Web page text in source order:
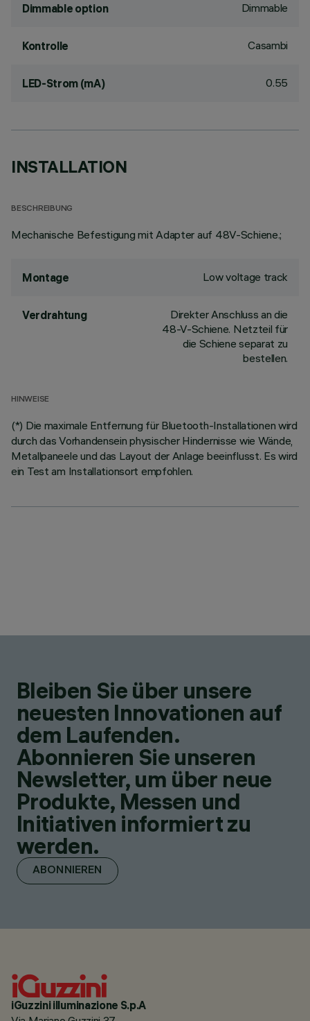
Dimmable option Dimmable
Kontrolle Casambi
LED-Strom (mA) 0.55
INSTALLATION
BESCHREIBUNG
Mechanische Befestigung mit Adapter auf 48V-Schiene.;
Montage Low voltage track
Verdrahtung
Direkter Anschluss an die
48-V-Schiene. Netzteil für
die Schiene separat zu
bestellen.
HINWEISE
(*) Die maximale Entfernung für Bluetooth-Installationen wird
durch das Vorhandensein physischer Hindernisse wie Wände,
Metallpaneele und das Layout der Anlage beeinflusst. Es wird
ein Test am Installationsort empfohlen.
Bleiben Sie über unsere
neuesten Innovationen auf
dem Laufenden.
Abonnieren Sie unseren
Newsletter, um über neue
Produkte, Messen und
Initiativen informiert zu
werden.
ABONNIEREN
iGuzzini illuminazione S.p.A